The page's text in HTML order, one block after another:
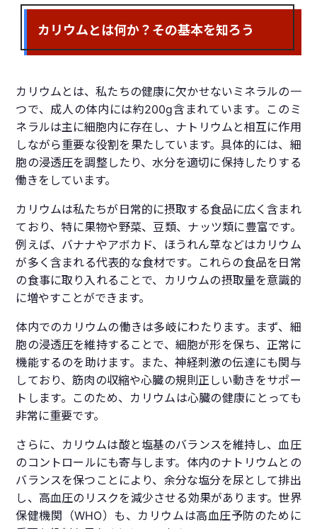
カリウムとは何か？その基本を知ろう
カリウムとは、私たちの健康に欠かせないミネラルの一
つで、成人の体内には約200g含まれています。このミ
ネラルは主に細胞内に存在し、ナトリウムと相互に作用
しながら重要な役割を果たしています。具体的には、細
胞の浸透圧を調整したり、水分を適切に保持したりする
働きをしています。
カリウムは私たちが日常的に摂取する食品に広く含まれ
ており、特に果物や野菜、豆類、ナッツ類に豊富です。
例えば、バナナやアボカド、ほうれん草などはカリウム
が多く含まれる代表的な食材です。これらの食品を日常
の食事に取り入れることで、カリウムの摂取量を意識的
に増やすことができます。
体内でのカリウムの働きは多岐にわたります。まず、細
胞の浸透圧を維持することで、細胞が形を保ち、正常に
機能するのを助けます。また、神経刺激の伝達にも関与
しており、筋肉の収縮や心臓の規則正しい動きをサポー
トします。このため、カリウムは心臓の健康にとっても
非常に重要です。
さらに、カリウムは酸と塩基のバランスを維持し、血圧
のコントロールにも寄与します。体内のナトリウムとの
バランスを保つことにより、余分な塩分を尿として排出
し、高血圧のリスクを減少させる効果があります。世界
保健機関（WHO）も、カリウムは高血圧予防のために